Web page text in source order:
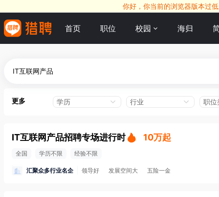
你好，你当前的浏览器版本过
首页 职位 校园 海归
更多 学历 行业 职位
IT互联网产品招聘专场进行时 10万起
全国 学历不限 经验不限
汇聚众多行业名企 领导好 发展空间大 五险一金